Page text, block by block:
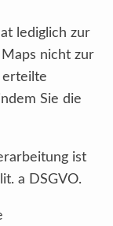
lediglich zur
Maps nicht zur
erteilte
Sie die
ist
a DSGVO.